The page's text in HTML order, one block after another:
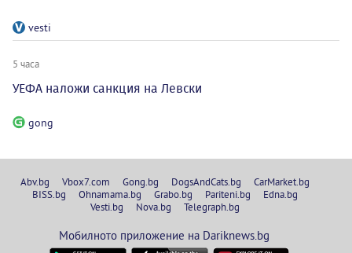
vesti
5 часа
УЕФА наложи санкция на Левски
gong
Abv.bg Vbox7.com Gong.bg DogsAndCats.bg
CarMarket.bg
BISS.bg
Ohnamama.bg Grabo.bg Pariteni.bg
Edna.bg
Vesti.bg
Nova.bg Telegraph.bg
Мобилното приложение на Dariknews.bg